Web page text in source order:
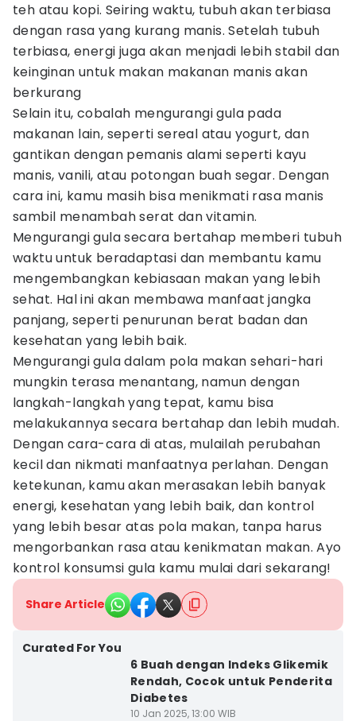
teh atau kopi. Seiring waktu, tubuh akan terbiasa
dengan rasa yang kurang manis. Setelah tubuh
terbiasa, energi juga akan menjadi lebih stabil dan
keinginan untuk makan makanan manis akan
berkurang
Selain itu, cobalah mengurangi gula pada
makanan lain, seperti sereal atau yogurt, dan
gantikan dengan pemanis alami seperti kayu
manis, vanili, atau potongan buah segar. Dengan
cara ini, kamu masih bisa menikmati rasa manis
sambil menambah serat dan vitamin.
Mengurangi gula secara bertahap memberi tubuh
waktu untuk beradaptasi dan membantu kamu
mengembangkan kebiasaan makan yang lebih
sehat. Hal ini akan membawa manfaat jangka
panjang, seperti penurunan berat badan dan
kesehatan yang lebih baik.
Mengurangi gula dalam pola makan sehari-hari
mungkin terasa menantang, namun dengan
langkah-langkah yang tepat, kamu bisa
melakukannya secara bertahap dan lebih mudah.
Dengan cara-cara di atas, mulailah perubahan
kecil dan nikmati manfaatnya perlahan. Dengan
ketekunan, kamu akan merasakan lebih banyak
energi, kesehatan yang lebih baik, dan kontrol
yang lebih besar atas pola makan, tanpa harus
mengorbankan rasa atau kenikmatan makan. Ayo
kontrol konsumsi gula kamu mulai dari sekarang!
Share Article
Curated For You
6 Buah dengan Indeks Glikemik
Rendah, Cocok untuk Penderita
Diabetes
10 Jan 2025, 13:00 WIB